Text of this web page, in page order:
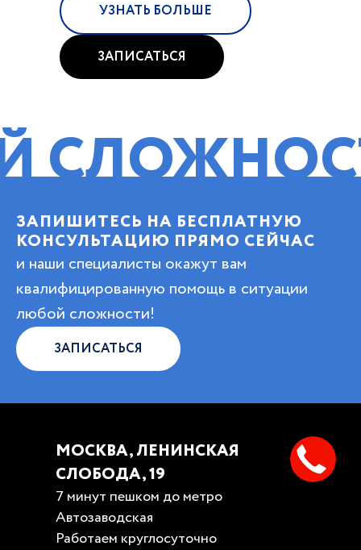
УЗНАТЬ БОЛЬШЕ
ЗАПИСАТЬСЯ
ЗАПИШИТЕСЬ НА БЕСПЛАТНУЮ
КОНСУЛЬТАЦИЮ ПРЯМО СЕЙЧАС
и наши специалисты окажут вам
квалифицированную помощь в ситуации
любой сложности!
ЗАПИСАТЬСЯ
МОСКВА, ЛЕНИНСКАЯ
СЛОБОДА, 19
7 минут пешком до метро
Автозаводская
Работаем круглосуточно